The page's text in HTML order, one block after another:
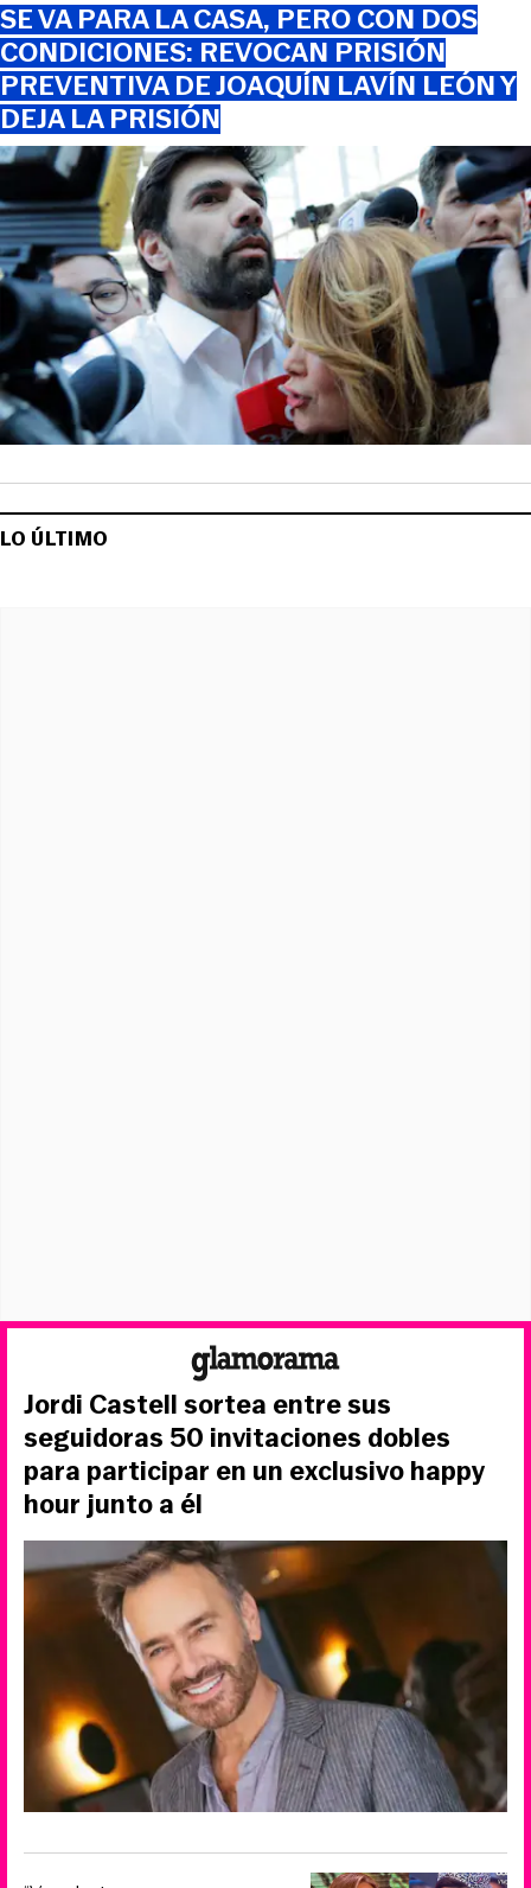
SE VA PARA LA CASA, PERO CON DOS
CONDICIONES: REVOCAN PRISIÓN
PREVENTIVA DE JOAQUÍN LAVÍN LEÓN Y
DEJA LA PRISIÓN
LO ÚLTIMO
Jordi Castell sortea entre sus
seguidoras 50 invitaciones dobles
para participar en un exclusivo happy
hour junto a él